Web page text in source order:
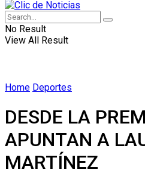
No Result
View All Result
Home Deportes
DESDE LA
APUNTAN A
MARTÍNEZ